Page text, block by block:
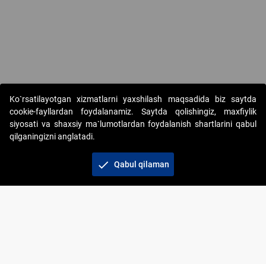
Copyright © 2017-2026. "Elektron onlayn-auksionlarni
tashkil etish" AJ. Barcha huquqlar himoyalangan
Ko`rsatilayotgan xizmatlarni yaxshilash maqsadida biz saytda
cookie-fayllardan foydalanamiz. Saytda qolishingiz, maxfiylik
siyosati va shaxsiy ma`lumotlardan foydalanish shartlarini qabul
qilganingizni anglatadi.
check Qabul qilaman